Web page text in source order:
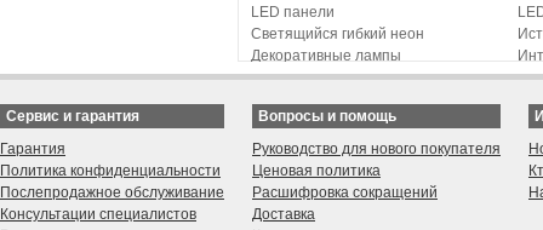
LED панели
Светящийся гибкий неон
Декоративные лампы
Дистанционное управление и
Вывески с LED подсветкой
Буквы и цифры с гальваническим
покрытием
Сервис и гарантия
Гарантия
Политика конфиденциальности
Послепродажное обслуживание
Консультации специалистов
Вопросы и помощь
Руководство для нового покупателя
Ценовая политика
Расшифровка сокращений
Доставка